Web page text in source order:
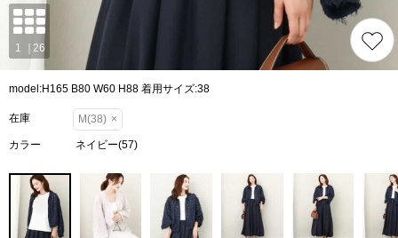
model:H165 B80 W60 H88 着用サイズ:38
在庫 M(38) ×
カラー ネイビー(57)